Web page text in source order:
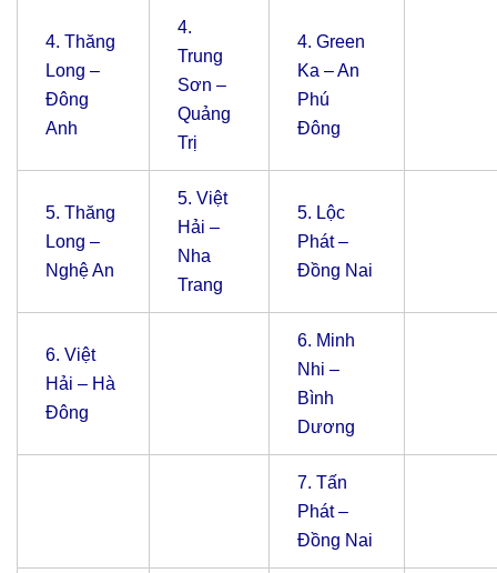
4. Thăng
Long –
Đông
Anh
4.
Trung
Sơn –
Quảng
Trị
4. Green
Ka – An
Phú
Đông
5. Thăng
Long –
Nghệ An
5. Việt
Hải –
Nha
Trang
5. Lộc
Phát –
Đồng Nai
6. Việt
Hải – Hà
Đông
6. Minh
Nhi –
Bình
Dương
7. Tấn
Phát –
Đồng Nai